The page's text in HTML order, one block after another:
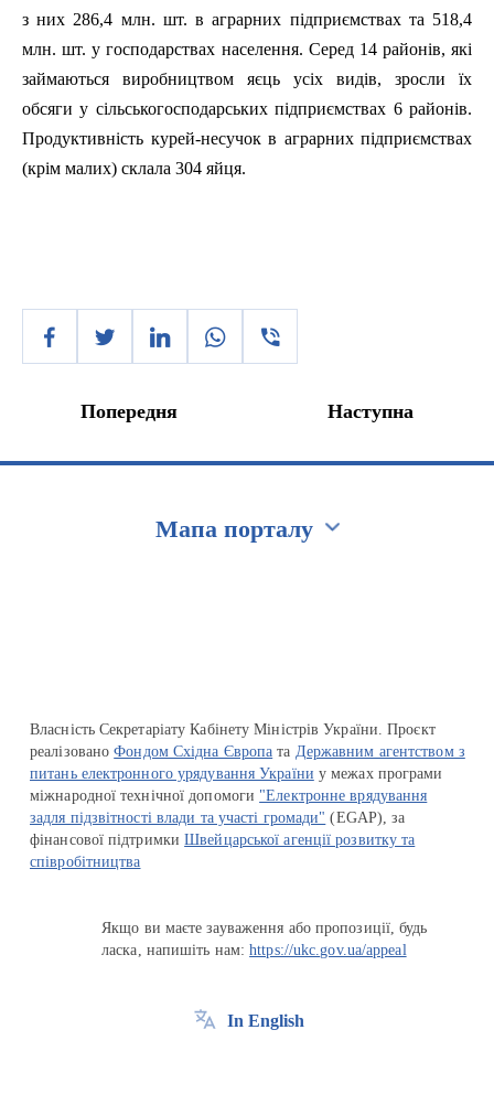
з них 286,4 млн. шт. в аграрних підприємствах та 518,4
млн. шт. у господарствах населення. Серед 14 районів, які
займаються виробництвом яєць усіх видів, зросли їх
обсяги у сільськогосподарських підприємствах 6 районів.
Продуктивність курей-несучок в аграрних підприємствах
(крім малих) склала 304 яйця.
Попередня Наступна
Мапа порталу
Власність Секретаріату Кабінету Міністрів України. Проєкт
реалізованоФондом Східна Європа та Державним агентством з
питань електронного урядування України у межах програми
міжнародної технічної допомоги "Електронне врядування
задля підзвітності влади та участі громади" (EGAP), за
фінансової підтримкиШвейцарської агенції розвитку та
співробітництва
Якщо ви маєте зауваження або пропозиції, будь
ласка, напишіть нам:https://ukc.gov.ua/appeal
In English